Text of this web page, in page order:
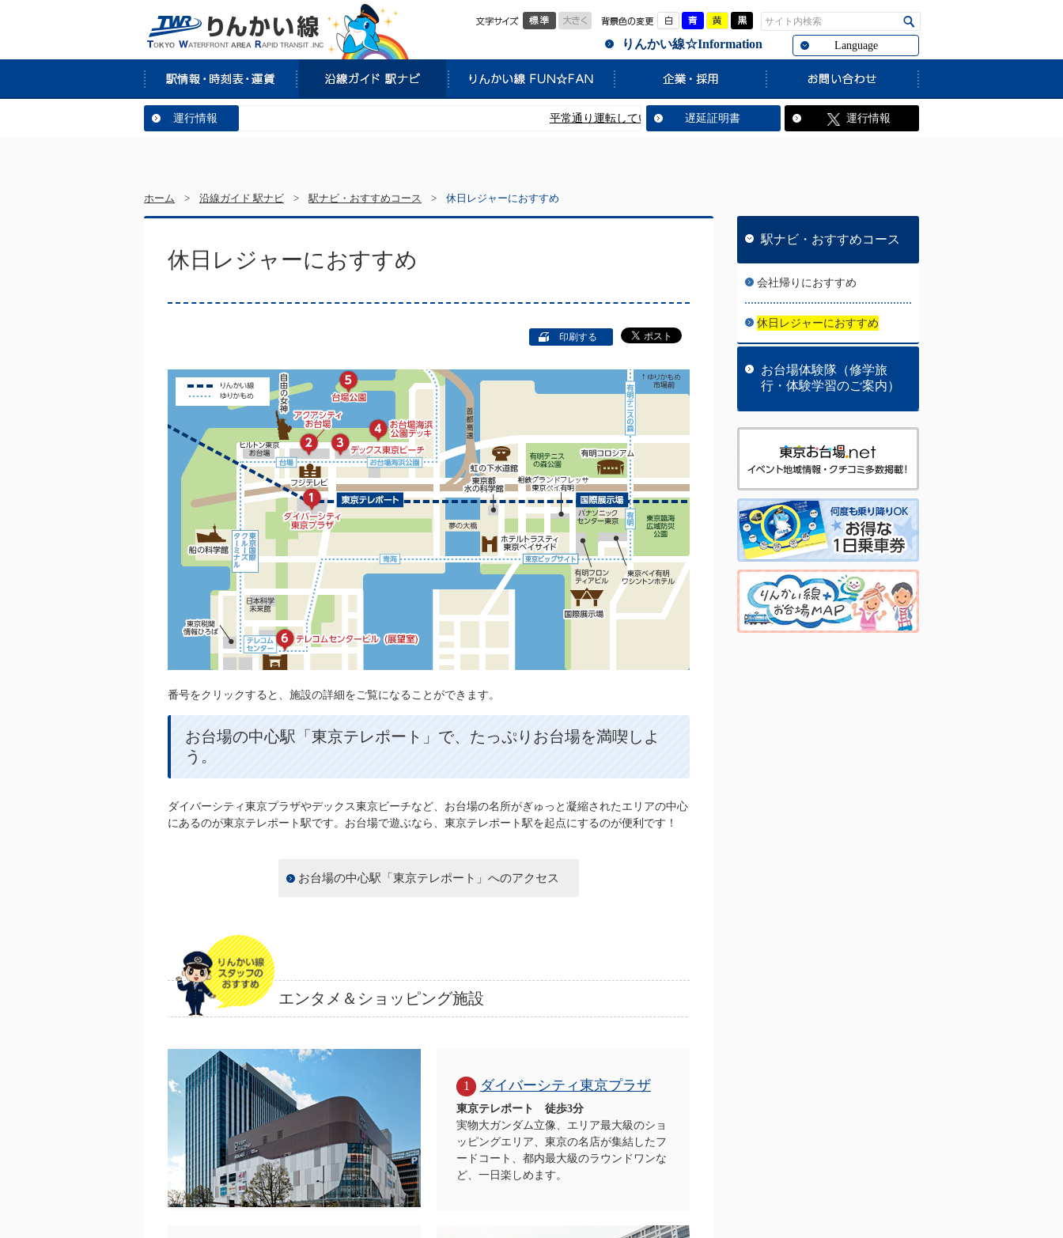
標準 大きく 白 青 黄 サイト内検索
Language
りんかい線☆Information
運行情報 平常通り運転しています。 遅延証明書 運行情報
ホーム > 沿線ガイド 駅ナビ > 駅ナビ・おすすめコース > 休日レジャーにおすすめ
休日レジャーにおすすめ
印刷する
1ダイバーシティ東京プラザ
2アクアシティお台場
3デックス東京ビーチ
4お台場海浜公園デッキ
5台場公園
6テレコムセンタービル（展望台）
7大観覧車
番号をクリックすると、施設の詳細をご覧になることができます。
お台場の中心駅「東京テレポート」で、たっぷりお台場を満喫しよ
う。
ダイバーシティ東京プラザやデックス東京ビーチなど、お台場の名所がぎゅっと凝縮されたエリアの中心
にあるのが東京テレポート駅です。お台場で遊ぶなら、東京テレポート駅を起点にするのが便利です！
お台場の中心駅「東京テレポート」へのアクセス
エンタメ＆ショッピング施設
1 ダイバーシティ東京プラザ
東京テレポート 徒歩3分
実物大ガンダム立像、エリア最大級のショ
ッピングエリア、東京の名店が集結したフ
ードコート、都内最大級のラウンドワンな
ど、一日楽しめます。
駅ナビ・おすすめコース
会社帰りにおすすめ
休日レジャーにおすすめ
お台場体験隊（修学旅
行・体験学習のご案内）